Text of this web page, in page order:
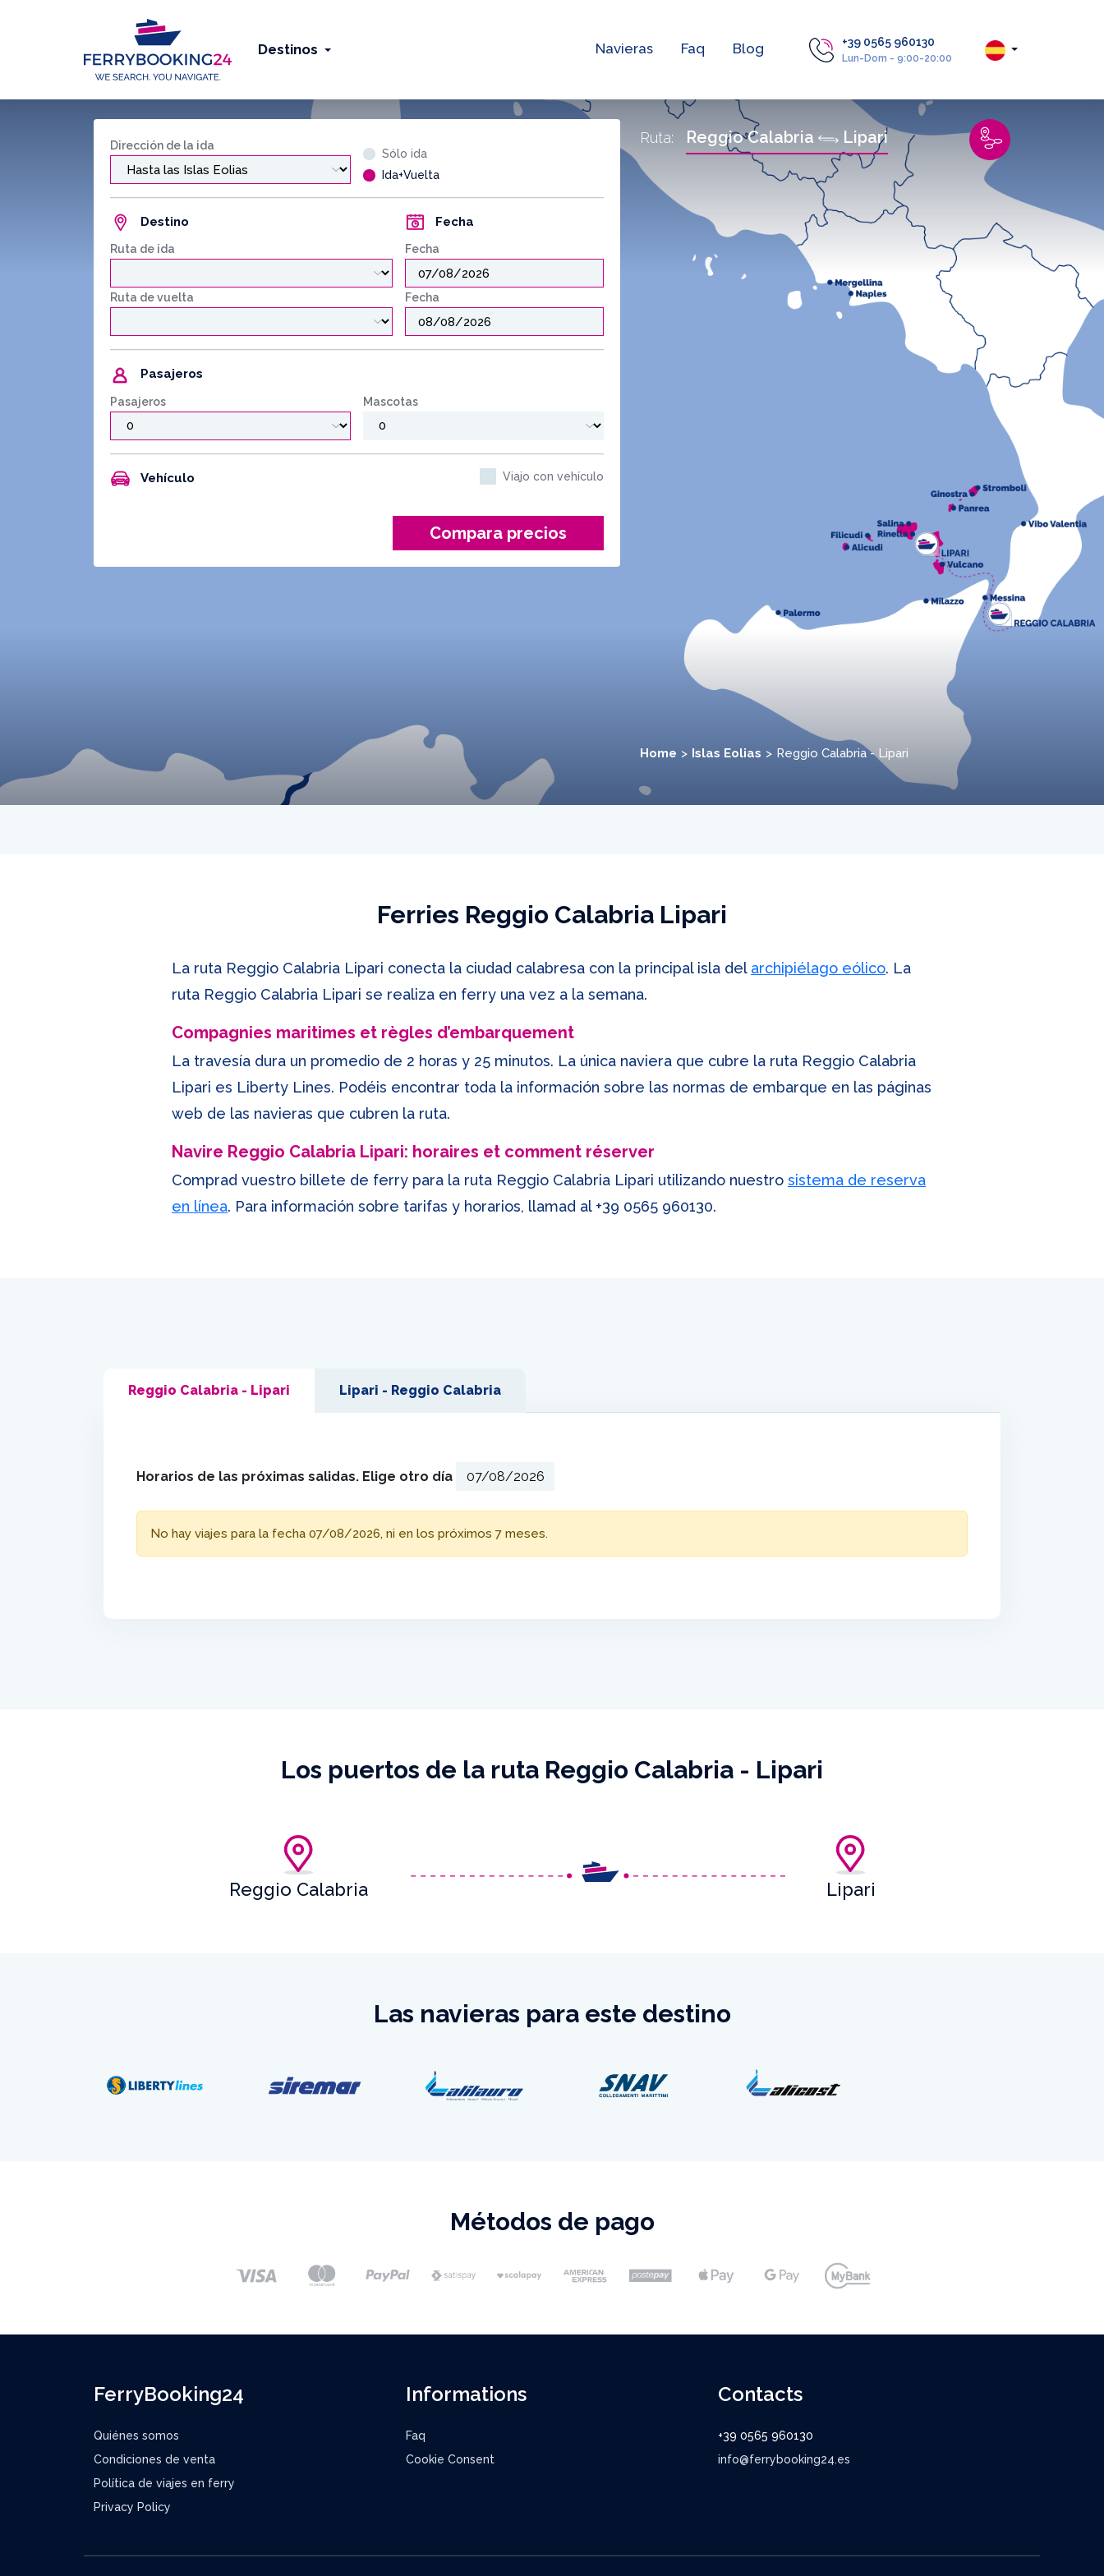
Destinos Navieras Faq Blog +39 0565 960130
Lun-Dom - 9:00-20:00
Dirección de la ida
Sólo ida
Ida+Vuelta
Destino
Ruta de ida
Fecha
Fecha
Ruta de vuelta Fecha
Pasajeros
Pasajeros Mascotas
Vehículo Viajo con vehículo
Compara precios
Ruta: Reggio Calabria Lipari
Home Islas Eolias Reggio Calabria - Lipari
Ferries Reggio Calabria Lipari
La ruta Reggio Calabria Lipari conecta la ciudad calabresa con la principal isla del archipiélago eólico. La
ruta Reggio Calabria Lipari se realiza en ferry una vez a la semana.
Compagnies maritimes et règles d’embarquement
La travesía dura un promedio de 2 horas y 25 minutos. La única naviera que cubre la ruta Reggio Calabria
Lipari es Liberty Lines. Podéis encontrar toda la información sobre las normas de embarque en las páginas
web de las navieras que cubren la ruta.
Navire Reggio Calabria Lipari: horaires et comment réserver
Comprad vuestro billete de ferry para la ruta Reggio Calabria Lipari utilizando nuestro sistema de reserva
en línea. Para información sobre tarifas y horarios, llamad al +39 0565 960130.
Reggio Calabria - Lipari Lipari - Reggio Calabria
Horarios de las próximas salidas. Elige otro día
No hay viajes para la fecha 07/08/2026, ni en los próximos 7 meses.
Los puertos de la ruta Reggio Calabria - Lipari
Reggio Calabria Lipari
Las navieras para este destino
Métodos de pago
FerryBooking24
Quiénes somos
Condiciones de venta
Política de viajes en ferry
Privacy Policy
Informations
Faq
Cookie Consent
Contacts
+39 0565 960130
info@ferrybooking24.es